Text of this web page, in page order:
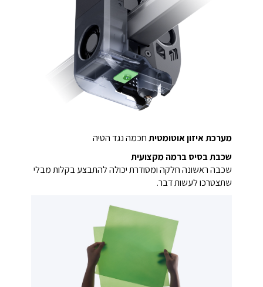
מערכת איזון אוטומטיתחכמה נגד הטיה
שכבת בסיס ברמה מקצועית
שכבה ראשונה חלקה ומסודרת יכולה להתבצע בקלות מבלי
שתצטרכו לעשות דבר.